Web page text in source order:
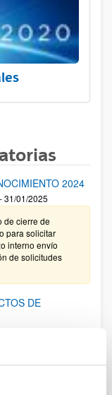
2024
31/01/2025
de cierre de
para solicitar
interno envío
de solicitudes
DE